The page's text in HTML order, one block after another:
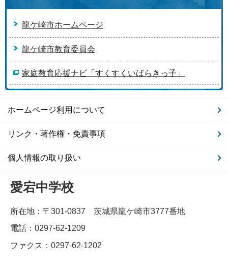
龍ケ崎市ホームページ
龍ケ崎市教育委員会
家庭教育応援ナビ「すくすくいばらきっ子」
ホームページ利用について
リンク・著作権・免責事項
個人情報の取り扱い
愛宕中学校
所在地：〒301-0837 茨城県龍ケ崎市3777番地
電話：0297-62-1209
ファクス：0297-62-1202